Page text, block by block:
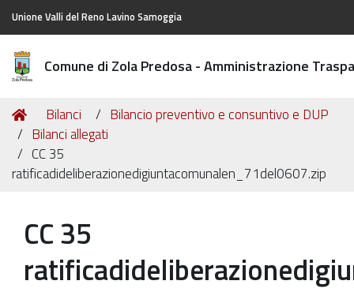
Unione Valli del Reno Lavino Samoggia
Comune di Zola Predosa - Amministrazione
Tu
sei
qui:
Home
Bilanci
Bilancio preventivo e consuntivo e DUP
Bilanci allegati
CC 35
ratificadideliberazionedigiuntacomunalen_71del0607.zip
CC 35